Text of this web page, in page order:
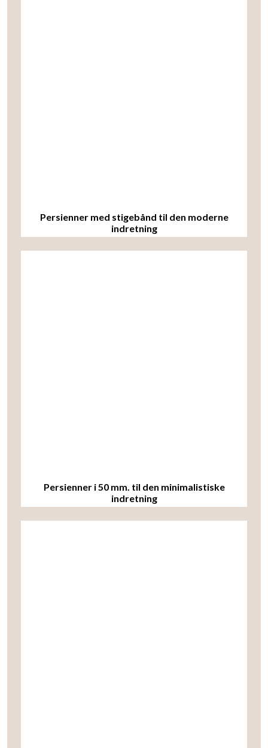
Persienner med stigebånd til den moderne
indretning
Persienner i 50 mm. til den minimalistiske
indretning